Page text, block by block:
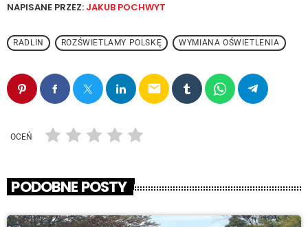
NAPISANE PRZEZ: JAKUB POCHWYT
RADLIN ROZŚWIETLAMY POLSKĘ WYMIANA OŚWIETLENIA
email
OCEŃ
PODOBNE POSTY